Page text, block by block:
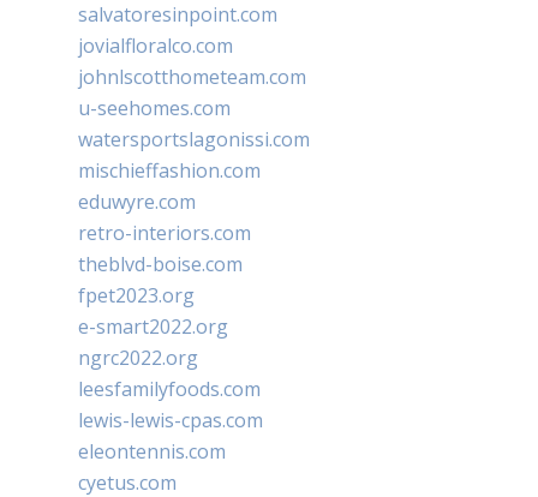
salvatoresinpoint.com
jovialfloralco.com
johnlscotthometeam.com
u-seehomes.com
watersportslagonissi.com
mischieffashion.com
eduwyre.com
retro-interiors.com
theblvd-boise.com
fpet2023.org
e-smart2022.org
ngrc2022.org
leesfamilyfoods.com
lewis-lewis-cpas.com
eleontennis.com
cyetus.com